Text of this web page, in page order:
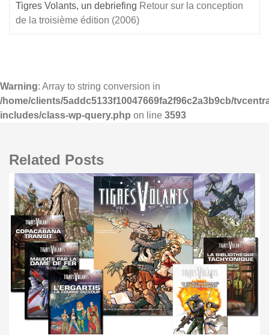
Tigres Volants, un debriefing Retour sur la conception
de la troisième édition (2006)
Warning: Array to string conversion in
/home/clients/5addc5133f10047669fa2f96c2a3b9cb/
includes/class-wp-query.php on line 3593
Related Posts